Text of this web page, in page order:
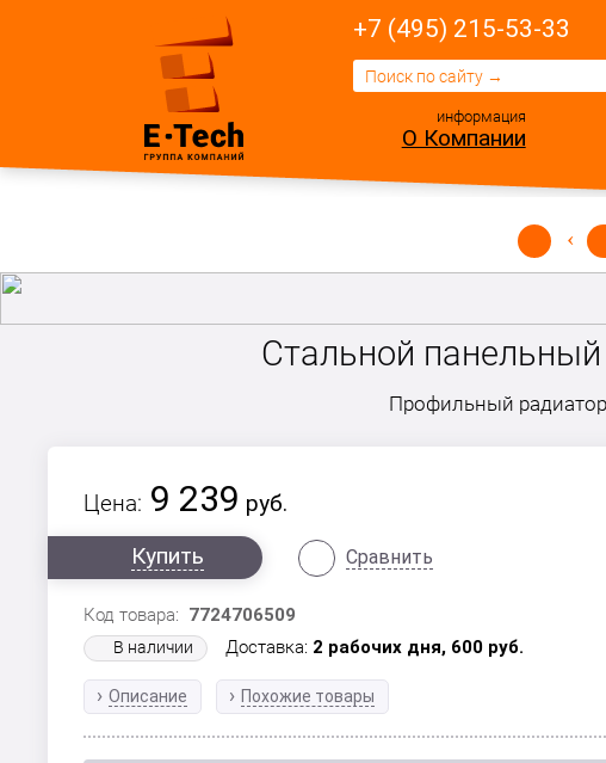
+7 (495) 215-53-33
информация
О Компании
Стальной
Профильный
Цена: 9 239 руб.
Купить
Сравнить
Код товара: 7724706509
В наличии Доставка: 2 рабочих дня, 600 руб.
Описание Похожие товары